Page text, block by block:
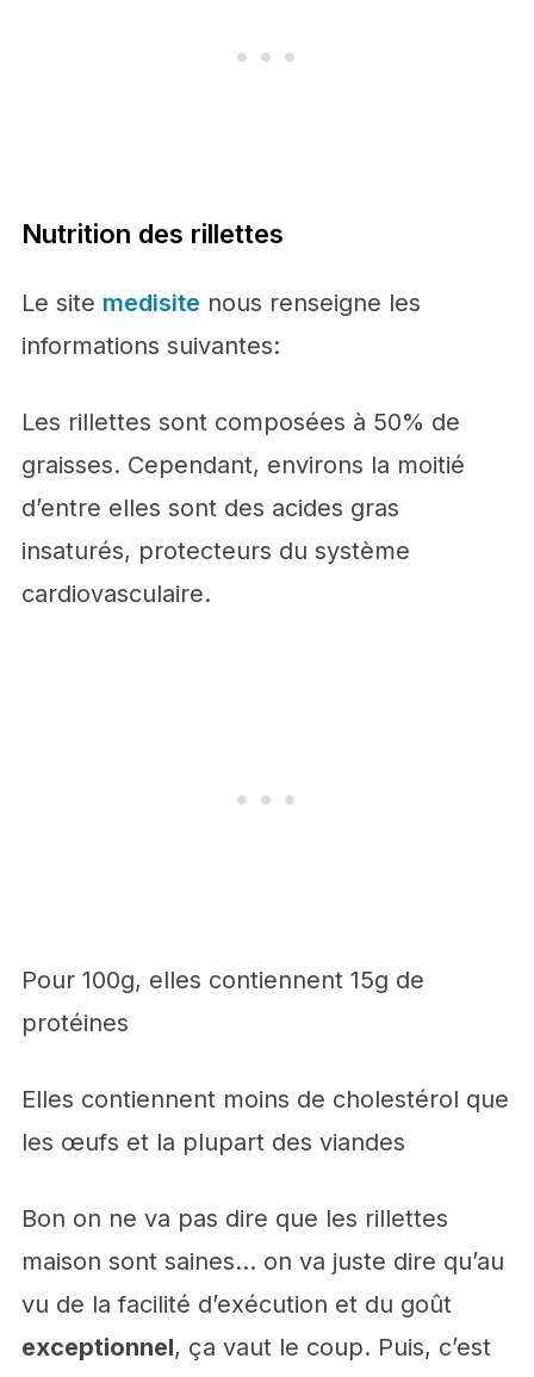
Nutrition des rillettes
Le site medisite nous renseigne les
informations suivantes:
Les rillettes sont composées à 50% de
graisses. Cependant, environs la moitié
d’entre elles sont des acides gras
insaturés, protecteurs du système
cardiovasculaire.
Pour 100g, elles contiennent 15g de
protéines
Elles contiennent moins de cholestérol que
les œufs et la plupart des viandes
Bon on ne va pas dire que les rillettes
maison sont saines… on va juste dire qu’au
vu de la facilité d’exécution et du goût
exceptionnel, ça vaut le coup. Puis, c’est